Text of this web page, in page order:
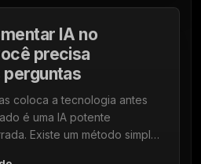
IA no
precisa
coloca a tecnologia antes
é uma IA potente
Existe um método simples